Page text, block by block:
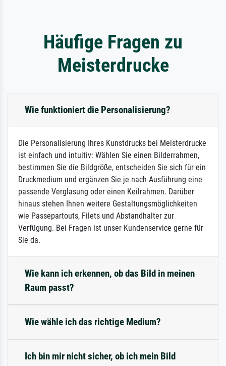
Häufige Fragen zu
Meisterdrucke
Wie funktioniert die Personalisierung?
Die Personalisierung Ihres Kunstdrucks bei Meisterdrucke
ist einfach und intuitiv: Wählen Sie einen Bilderrahmen,
bestimmen Sie die Bildgröße, entscheiden Sie sich für ein
Druckmedium und ergänzen Sie je nach Ausführung eine
passende Verglasung oder einen Keilrahmen. Darüber
hinaus stehen Ihnen weitere Gestaltungsmöglichkeiten
wie Passepartouts, Filets und Abstandhalter zur
Verfügung. Bei Fragen ist unser Kundenservice gerne für
Sie da.
Wie kann ich erkennen, ob das Bild in meinen
Raum passt?
Wie wähle ich das richtige Medium?
Ich bin mir nicht sicher, ob ich mein Bild